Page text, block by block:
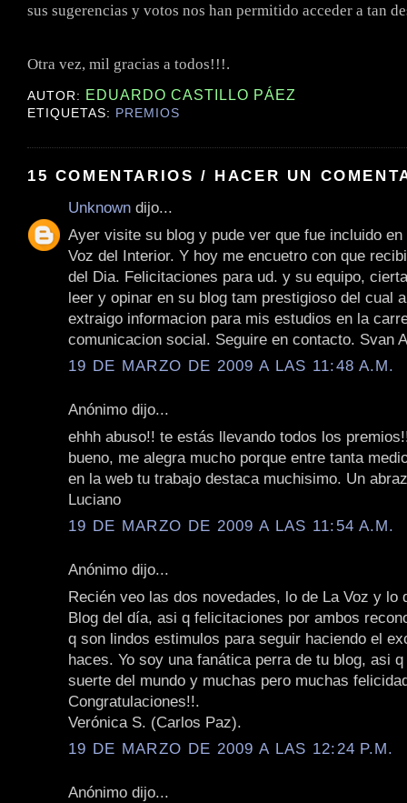
sus sugerencias y votos nos han permitido acceder a tan
Otra vez, mil gracias a todos!!!.
AUTOR: EDUARDO CASTILLO PÁEZ
ETIQUETAS: PREMIOS
15 COMENTARIOS / HACER UN
Unknown dijo...
Ayer visite su blog y pude ver que fue incluido
Voz del Interior. Y hoy me encuetro con que
del Dia. Felicitaciones para ud. y su equipo,
leer y opinar en su blog tam prestigioso del cual
extraigo informacion para mis estudios en la
comunicacion social. Seguire en contacto. Svan
19 DE MARZO DE 2009 A LAS 11:48 A.M.
Anónimo dijo...
ehhh abuso!! te estás llevando todos los
bueno, me alegra mucho porque entre tanta
en la web tu trabajo destaca muchisimo. Un
Luciano
19 DE MARZO DE 2009 A LAS 11:54 A.M.
Anónimo dijo...
Recién veo las dos novedades, lo de La Voz y lo
Blog del día, asi q felicitaciones por ambos
q son lindos estimulos para seguir haciendo el
haces. Yo soy una fanática perra de tu blog, asi
suerte del mundo y muchas pero muchas
Congratulaciones!!.
Verónica S. (Carlos Paz).
19 DE MARZO DE 2009 A LAS 12:24 P.M.
Anónimo dijo...